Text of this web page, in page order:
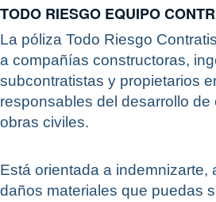
TODO RIESGO EQUIPO
La póliza Todo Riesgo
a compañías constructoras,
subcontratistas y propietarios
responsables del desarrollo de
obras civiles.
Está orientada a indemnizarte,
daños materiales que puedas